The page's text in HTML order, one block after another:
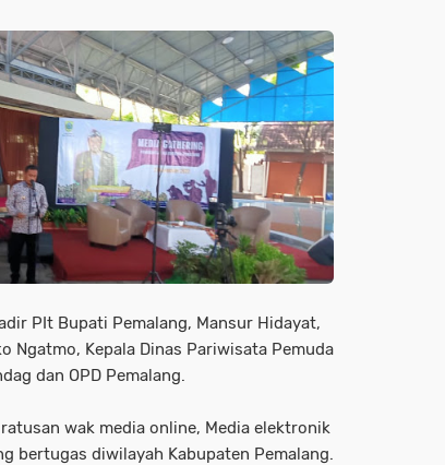
PIt Bupati Pemalang, Mansur Hidayat,
Ngatmo, Kepala Dinas Pariwisata Pemuda
dan OPD Pemalang.
wak media online, Media elektronik
bertugas diwilayah Kabupaten Pemalang.